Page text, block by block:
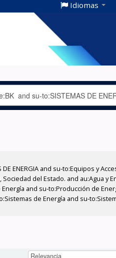
Idiomas
ENERGIA and su-to:Equipos y
del Estado. and au:Agua y
and su-to:Producción de
de Energía and su-